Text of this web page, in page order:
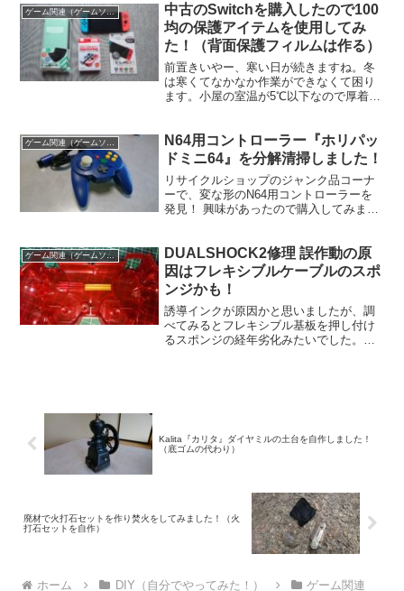
ある。どうやら、ポケットゲーム（キー
ホルダーゲーム）っ...
ゲーム関連（ゲームソフト、ゲーム機の清掃修理など）
中古のSwitchを購入したので100
均の保護アイテムを使用してみ
た！（背面保護フィルムは作る）
前置きいやー、寒い日が続きますね。冬
は寒くてなかなか作業ができなくて困り
ます。小屋の室温が5℃以下なので厚着し
ﾙﾌﾞﾙなので、春ぐらいまで去年の話...
N64用コントローラー『ホリパッ
ドミニ64』を分解清掃しました！
リサイクルショップのジャンク品コーナ
ーで、変な形のN64用コントローラーを
発見！ 興味があったので購入してみまし
ゲーム関連（ゲームソフト、ゲーム機の清掃修理など）
DUALSHOCK2修理 誤作動の原
因はフレキシブルケーブルのスポ
ンジかも！
誘導インクが原因かと思いましたが、調
べてみるとフレキシブル基板を押し付け
るスポンジの経年劣化みたいでした。私
Kalita『カリタ』ダイヤミルの土台を自作しました！
（底ゴムの代わり）
廃材で火打石セットを作り焚火をしてみました！（火
打石セットを自作）
ホーム DIY（自分でやってみた！） ゲーム関連